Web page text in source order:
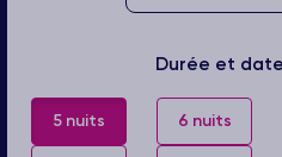
Durée et
5 nuits 6 nuits